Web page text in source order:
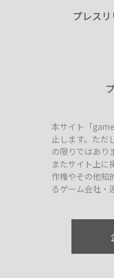
プレス
本サイト「
止します。ただ
の限りではあり
またサイト上に
作権やその他知
るゲーム会社・